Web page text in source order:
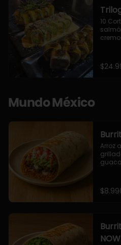
10
palta,
Mundo México
Arroz